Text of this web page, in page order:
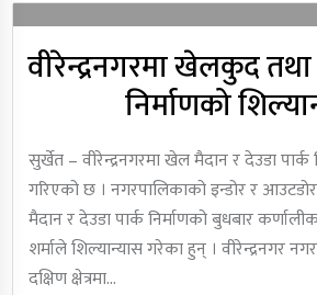
वीरेन्द्रनगरमा खेलकुद तथा
निर्माणको
सुर्खेत – वीरेन्द्रनगरमा खेल मैदान र देउडा पार्क
गरिएको छ । नगरपालिकाको इन्डोर र
मैदान र देउडा पार्क निर्माणको बुधबार
शर्माले शिल्यान्यास गरेका हुन् । वीरेन्द्रनगर
दक्षिण क्षेत्रमा…